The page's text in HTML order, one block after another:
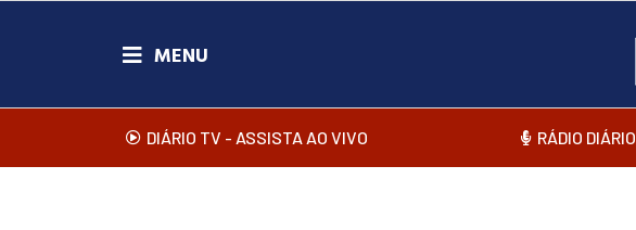
DIÁRIO TV - ASSISTA AO VIVO RÁDIO DIÁRIO